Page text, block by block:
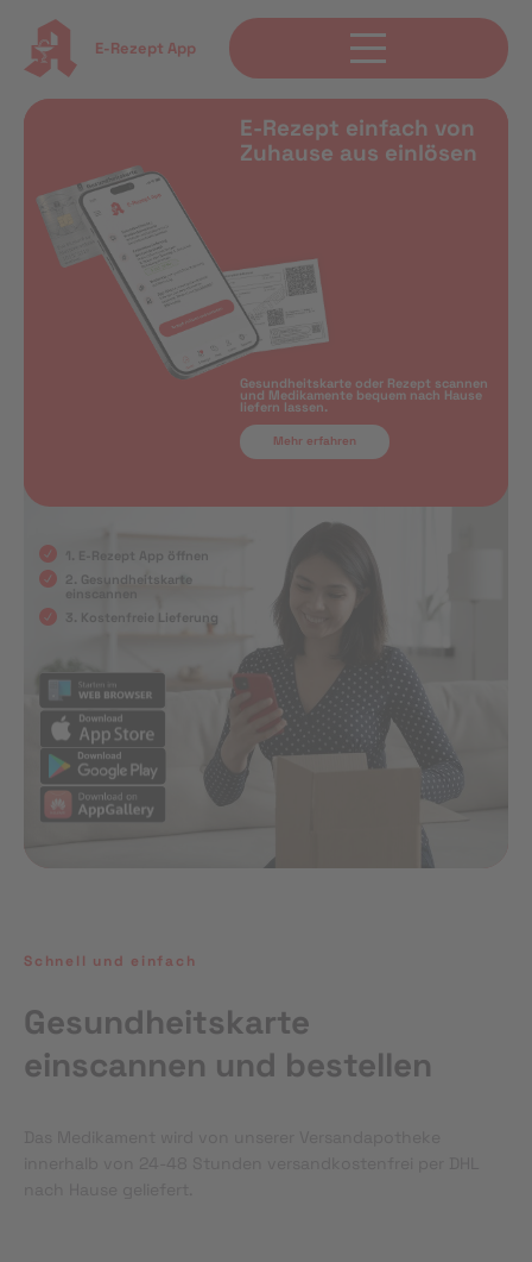
E-Rezept App
E-Rezept einfach von
Zuhause aus einlösen
Gesundheitskarte oder Rezept scannen
und Medikamente bequem nach Hause
liefern lassen.
Mehr erfahren
1. E-Rezept App öffnen
2. Gesundheitskarte
einscannen
3. Kostenfreie Lieferung
Schnell und einfach
Gesundheitskarte
einscannen und bestellen